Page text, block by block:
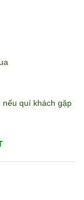
nếu quí khách gặp